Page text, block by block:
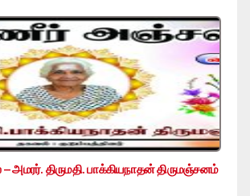
அமரர். திருமதி. பாக்கியநாதன் திருமஞ்சனம்